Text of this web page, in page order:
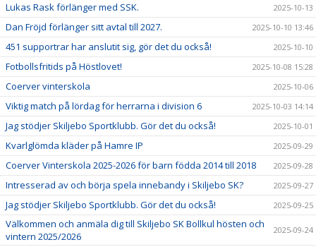
Lukas Rask förlänger med SSK. 2025-10-13
Dan Fröjd förlänger sitt avtal till 2027. 2025-10-10 13:46
451 supportrar har anslutit sig, gör det du också! 2025-10-10
Fotbollsfritids på Höstlovet! 2025-10-08 15:28
Coerver vinterskola 2025-10-06
Viktig match på lördag för herrarna i division 6 2025-10-03 14:14
Jag stödjer Skiljebo Sportklubb. Gör det du också! 2025-10-01
Kvarlglömda kläder på Hamre IP 2025-09-29
Coerver Vinterskola 2025-2026 för barn födda 2014 till 2018 2025-09-28
Intresserad av och börja spela innebandy i Skiljebo SK? 2025-09-27
Jag stödjer Skiljebo Sportklubb. Gör det du också! 2025-09-25
Välkommen och anmäla dig till Skiljebo SK Bollkul hösten och
vintern 2025/2026
2025-09-24